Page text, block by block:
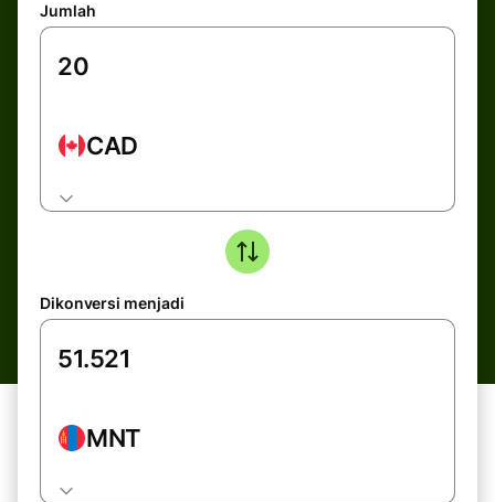
Jumlah
CAD
Dikonversi menjadi
MNT